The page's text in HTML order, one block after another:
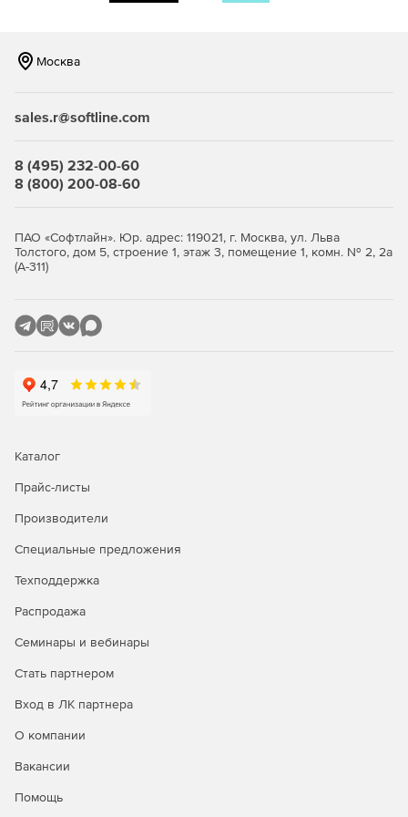
Москва
sales.r@softline.com
8 (495) 232-00-60
8 (800) 200-08-60
ПАО «Софтлайн». Юр. адрес: 119021, г. Москва, ул. Льва
Толстого, дом 5, строение 1, этаж 3, помещение 1, комн. № 2, 2а
(А-311)
Каталог
Прайс-листы
Производители
Специальные предложения
Техподдержка
Распродажа
Семинары и вебинары
Стать партнером
Вход в ЛК партнера
О компании
Вакансии
Помощь